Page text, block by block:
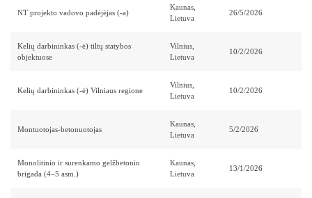
NT projekto vadovo padėjėjas (-a) 26/5/2026
Kelių darbininkas (-ė) tiltų statybos
objektuose
10/2/2026
Kelių darbininkas (-ė) Vilniaus regione 10/2/2026
Montuotojas-betonuotojas 5/2/2026
Monolitinio ir surenkamo gelžbetonio
brigada (4–5 asm.)
13/1/2026